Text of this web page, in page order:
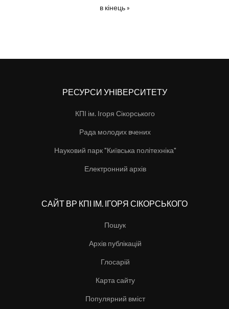
в кінець »
РЕСУРСИ УНІВЕРСИТЕТУ
КПІ ім. Ігоря Сікорського
Рада молодих вчених
Науковий парк "Київська політехніка"
Електронний архів
САЙТ ВР КПІ ІМ. ІГОРЯ СІКОРСЬКОГО
Пошук
Архів публікацій
Глосарій
Карта сайту
Популярний вміст